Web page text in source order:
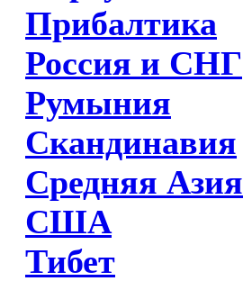
Прибалтика
Россия и СНГ
Румыния
Скандинавия
Средняя Азия
США
Тибет